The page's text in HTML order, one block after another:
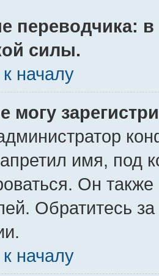
переводчика:
силы.
началу
могу
имя, под
Он
Обратитесь
началу